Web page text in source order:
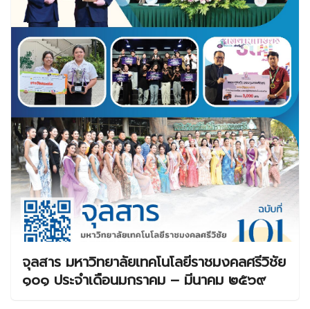
จุลสาร มหาวิทยาลัยเทคโนโลยีราชมงคลศรีวิชัย
๑๐๑ ประจำเดือนมกราคม – มีนาคม ๒๕๖๙